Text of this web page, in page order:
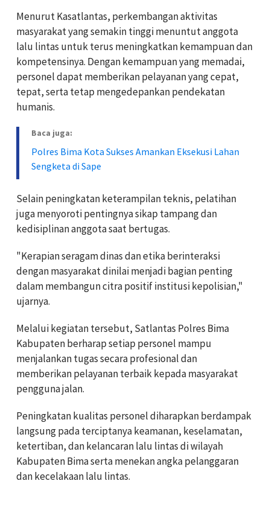
Menurut Kasatlantas, perkembangan aktivitas
masyarakat yang semakin tinggi menuntut anggota
lalu lintas untuk terus meningkatkan kemampuan dan
kompetensinya. Dengan kemampuan yang memadai,
personel dapat memberikan pelayanan yang cepat,
tepat, serta tetap mengedepankan pendekatan
humanis.
Baca juga:
Polres Bima Kota Sukses Amankan Eksekusi Lahan
Sengketa di Sape
Selain peningkatan keterampilan teknis, pelatihan
juga menyoroti pentingnya sikap tampang dan
kedisiplinan anggota saat bertugas.
"Kerapian seragam dinas dan etika berinteraksi
dengan masyarakat dinilai menjadi bagian penting
dalam membangun citra positif institusi kepolisian,"
ujarnya.
Melalui kegiatan tersebut, Satlantas Polres Bima
Kabupaten berharap setiap personel mampu
menjalankan tugas secara profesional dan
memberikan pelayanan terbaik kepada masyarakat
pengguna jalan.
Peningkatan kualitas personel diharapkan berdampak
langsung pada terciptanya keamanan, keselamatan,
ketertiban, dan kelancaran lalu lintas di wilayah
Kabupaten Bima serta menekan angka pelanggaran
dan kecelakaan lalu lintas.